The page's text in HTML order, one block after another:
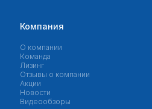
Компания
О компании
Команда
Лизинг
Отзывы о компании
Акции
Новости
Видеообзоры